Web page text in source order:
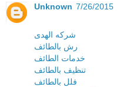
Unknown 7/26/2015
شركه الهدى
رش بالطائف
خدمات الطائف
تنظيف بالطائف
فلل بالطائف